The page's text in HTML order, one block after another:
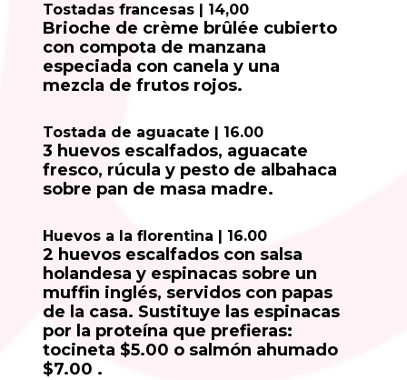
Tostadas francesas | 14,00
Brioche de crème brûlée cubierto
con compota de manzana
especiada con canela y una
mezcla de frutos rojos.
Tostada de aguacate | 16.00
3 huevos escalfados, aguacate
fresco, rúcula y pesto de albahaca
sobre pan de masa madre.
Huevos a la florentina | 16.00
2 huevos escalfados con salsa
holandesa y espinacas sobre un
muffin inglés, servidos con papas
de la casa. Sustituye las espinacas
por la proteína que prefieras:
tocineta $5.00 o salmón ahumado
$7.00 .